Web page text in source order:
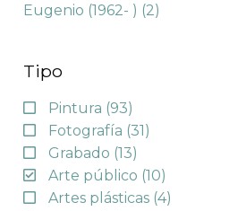
Eugenio (1962- ) (2)
Tipo
Pintura (93)
Fotografía (31)
Grabado (13)
Arte público (10)
Artes plásticas (4)